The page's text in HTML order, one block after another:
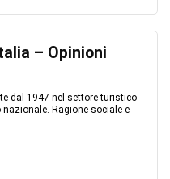
– Opinioni
dal 1947 nel settore turistico
Ragione sociale e